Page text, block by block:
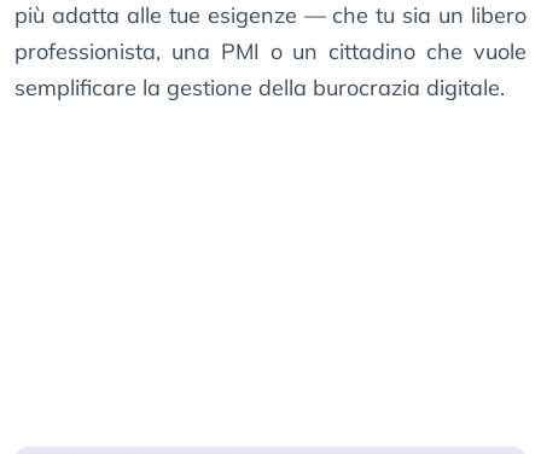
più adatta alle tue esigenze — che tu sia un libero
professionista, una PMI o un cittadino che vuole
semplificare la gestione della burocrazia digitale.